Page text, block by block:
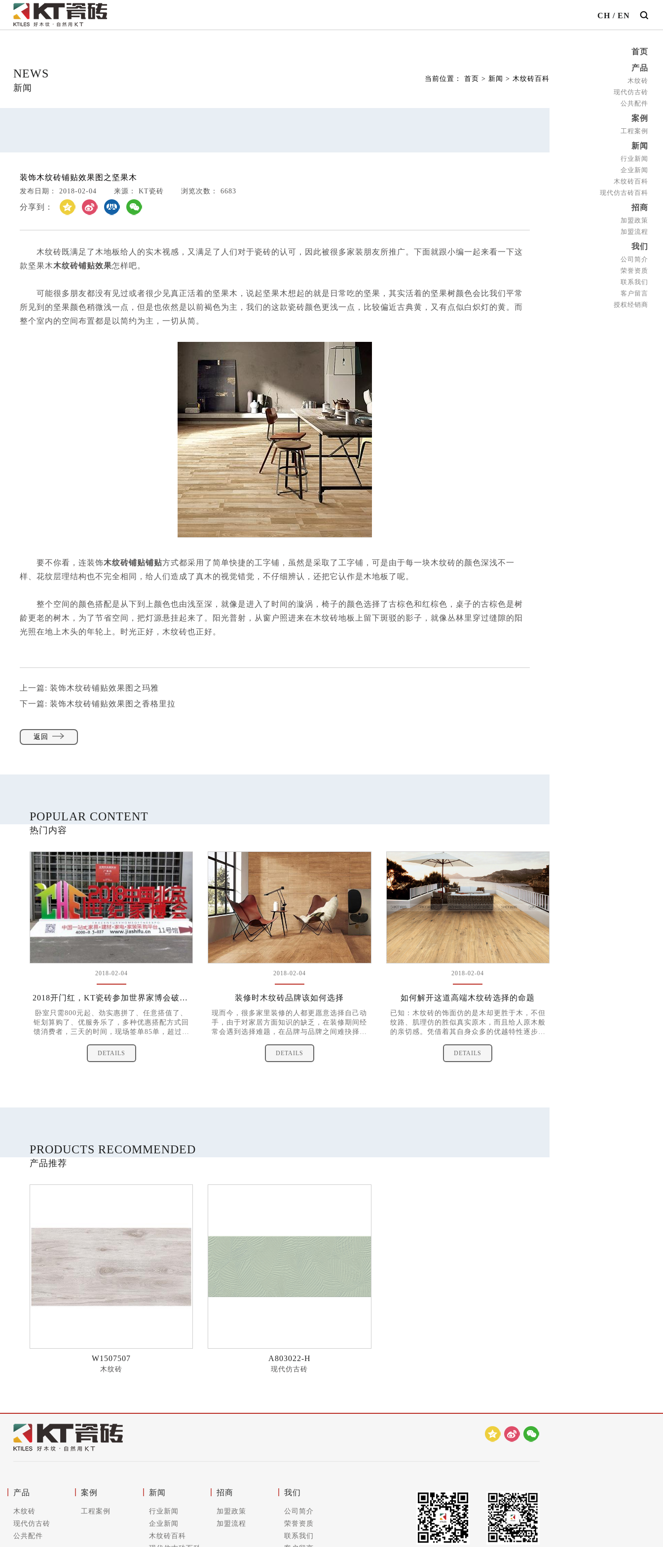
CH /EN
首页
产品
木纹砖
现代仿古砖
公共配件
案例
工程案例
新闻
行业新闻
企业新闻
木纹砖百科
现代仿古砖百科
招商
加盟政策
加盟流程
我们
公司简介
荣誉资质
联系我们
客户留言
授权经销商
NEWS
新闻
当前位置： 首页 > 新闻 > 木纹砖百科
装饰木纹砖铺贴效果图之坚果木
发布日期： 2018-02-04 来源： KT瓷砖 浏览次数： 6683
分享到：
木纹砖既满足了木地板给人的实木视感，又满足了人们对于瓷砖的认可，因此被很多家装朋友所推广。下面就跟小编一起来看一下这
款坚果木木纹砖铺贴效果怎样吧。
可能很多朋友都没有见过或者很少见真正活着的坚果木，说起坚果木想起的就是日常吃的坚果，其实活着的坚果树颜色会比我们平常
所见到的坚果颜色稍微浅一点，但是也依然是以前褐色为主，我们的这款瓷砖颜色更浅一点，比较偏近古典黄，又有点似白炽灯的黄。而
整个室内的空间布置都是以简约为主，一切从简。
要不你看，连装饰木纹砖铺贴铺贴方式都采用了简单快捷的工字铺，虽然是采取了工字铺，可是由于每一块木纹砖的颜色深浅不一
样、花纹层理结构也不完全相同，给人们造成了真木的视觉错觉，不仔细辨认，还把它认作是木地板了呢。
整个空间的颜色搭配是从下到上颜色也由浅至深，就像是进入了时间的漩涡，椅子的颜色选择了古棕色和红棕色，桌子的古棕色是树
龄更老的树木，为了节省空间，把灯源悬挂起来了。阳光普射，从窗户照进来在木纹砖地板上留下斑驳的影子，就像丛林里穿过缝隙的阳
光照在地上木头的年轮上。时光正好，木纹砖也正好。
上一篇: 装饰木纹砖铺贴效果图之玛雅
下一篇: 装饰木纹砖铺贴效果图之香格里拉
返回
POPULAR CONTENT
热门内容
2018-02-04
2018开门红，KT瓷砖参加世界家博会破百万销售额！
卧室只需800元起、劲实惠拼了、任意搭值了、
钜划算购了、优服务乐了，多种优惠搭配方式回
馈消费者，三天的时间，现场签单85单，超过百
DETAILS
2018-02-04
装修时木纹砖品牌该如何选择
现而今，很多家里装修的人都更愿意选择自己动
手，由于对家居方面知识的缺乏，在装修期间经
常会遇到选择难题，在品牌与品牌之间难抉择，
编就来跟大家分享一下木纹砖品牌之间该如何选
择吧。
DETAILS
2018-02-04
如何解开这道高端木纹砖选择的命题
已知：木纹砖的饰面仿的是木却更胜于木，不但
纹路、肌理仿的胜似真实原木，而且给人原木般
的亲切感。凭借着其自身众多的优越特性逐步占
经济的漏洞，市场上出现了不少仿冒伪劣的劣质
品。 求证：消费者在选择高端木纹砖的时候该
DETAILS
PRODUCTS RECOMMENDED
产品推荐
W1507507
木纹砖
A803022-H
现代仿古砖
产品
木纹砖
现代仿古砖
公共配件
案例
工程案例
新闻
行业新闻
企业新闻
木纹砖百科
招商
加盟政策
加盟流程
我们
公司简介
荣誉资质
联系我们